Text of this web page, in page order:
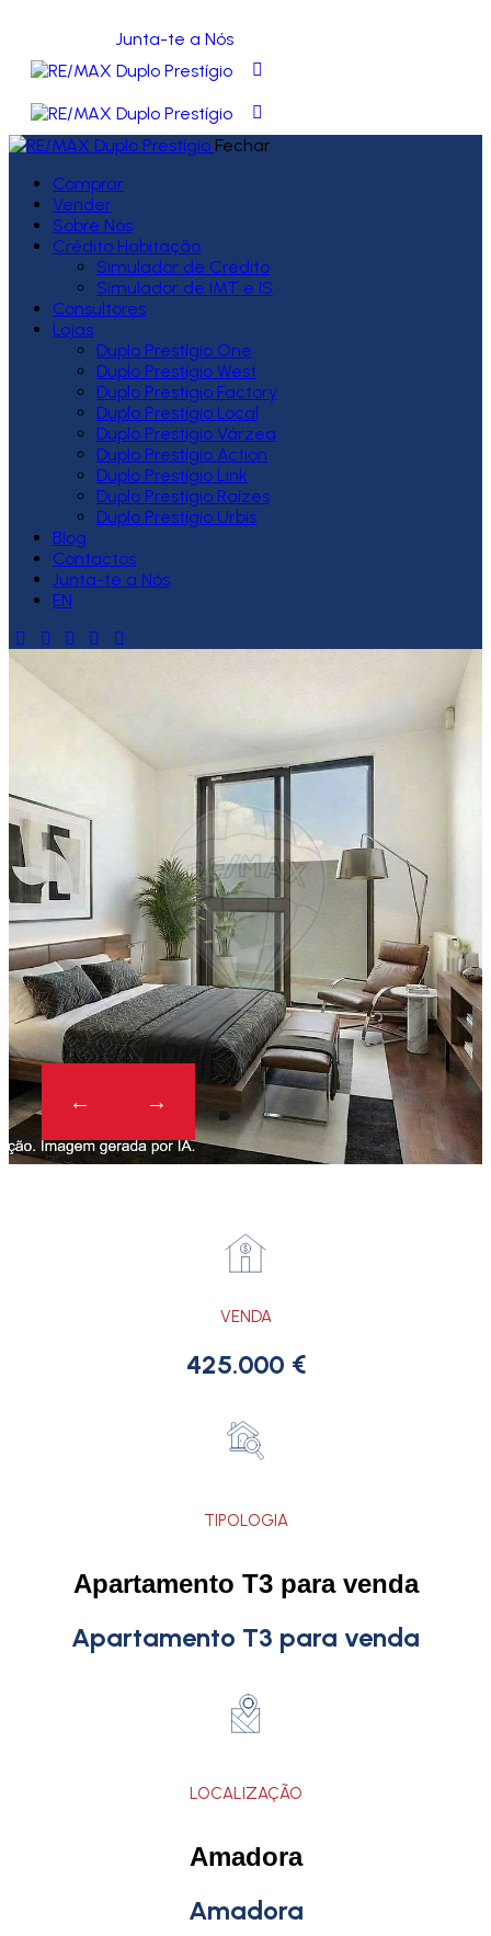
Junta-te a Nós
Fechar
Comprar
Vender
Sobre Nós
Crédito Habitação
Simulador de Crédito
Simulador de IMT e IS
Consultores
Lojas
Duplo Prestígio One
Duplo Prestígio West
Duplo Prestígio Factory
Duplo Prestígio Local
Duplo Prestígio Várzea
Duplo Prestígio Action
Duplo Prestígio Link
Duplo Prestígio Raízes
Duplo Prestígio Urbis
Blog
Contactos
Junta-te a Nós
EN
VENDA
425.000 €
TIPOLOGIA
Apartamento T3 para venda
Apartamento T3 para venda
LOCALIZAÇÃO
Amadora
Amadora